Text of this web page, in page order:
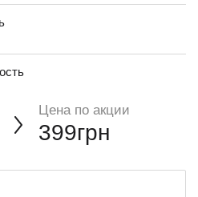
Цена по акции
399грн